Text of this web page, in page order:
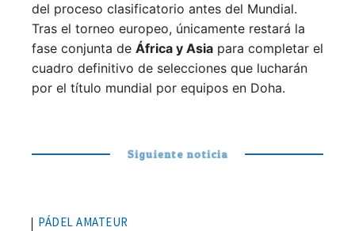
del proceso clasificatorio antes del Mundial.
Tras el torneo europeo, únicamente restará la
fase conjunta de África y Asia para completar el
cuadro definitivo de selecciones que lucharán
por el título mundial por equipos en Doha.
Siguiente noticia
PÁDEL AMATEUR